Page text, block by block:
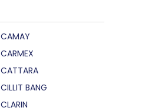
CAMAY
CARMEX
CATTARA
CILLIT BANG
CLARIN